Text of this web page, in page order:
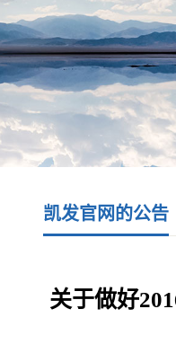
凯发官网的公告
关于做好